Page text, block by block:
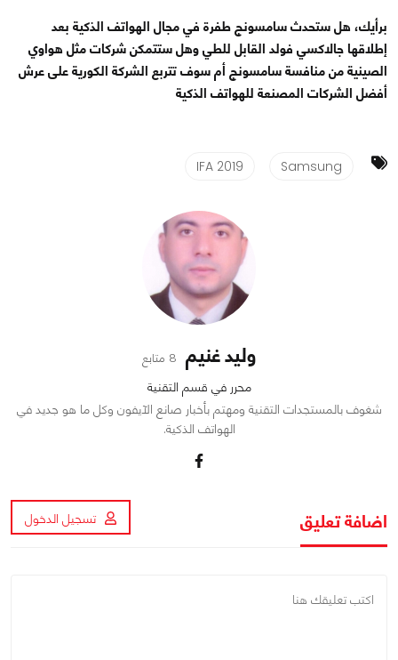
برأيك، هل ستحدث سامسونج طفرة في مجال الهواتف الذكية بعد
إطلاقها جالاكسي فولد القابل للطي وهل ستتمكن شركات مثل هواوي
الصينية من منافسة سامسونج أم سوف تتربع الشركة الكورية على عرش
أفضل الشركات المصنعة للهواتف الذكية
Samsung
IFA 2019
وليد غنيم 8 متابع
محرر في قسم التقنية
شغوف بالمستجدات التقنية ومهتم بأخبار صانع الآيفون وكل ما هو جديد في
الهواتف الذكية.
اضافة تعليق تسجيل الدخول